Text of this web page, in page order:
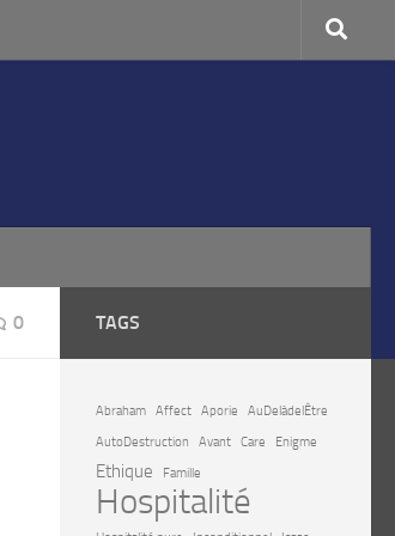
0 TAGS
Abraham Affect Aporie
AuDelàdelÊtre
AutoDestruction
Avant Care Enigme
Ethique Famille
Hospitalité